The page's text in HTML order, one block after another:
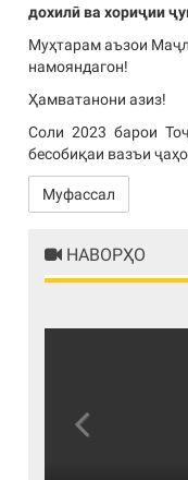
дохилӣ ва хориҷии
Муҳтарам аъзои
намояндагон!
Ҳамватанони азиз!
Соли 2023 барои
бесобиқаи вазъи
Муфассал
НАВОРҲО